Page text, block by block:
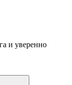
и уверенно